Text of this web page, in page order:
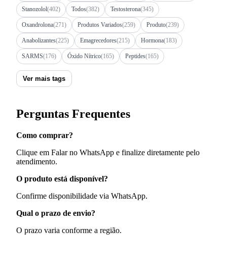
Stanozolol(402) Todos(382) Testosterona(345)
Oxandrolona(271) Produtos Variados(259) Produto(239)
Anabolizantes(225) Emagrecedores(215) Hormona(183)
SARMS(176) Óxido Nítrico(165) Peptides(165)
Ver mais tags
Perguntas Frequentes
Como comprar?
Clique em Falar no WhatsApp e finalize diretamente pelo
atendimento.
O produto está disponível?
Confirme disponibilidade via WhatsApp.
Qual o prazo de envio?
O prazo varia conforme a região.